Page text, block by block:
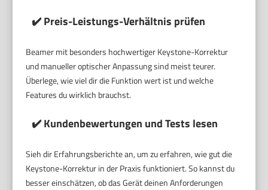
✔️ Preis-Leistungs-Verhältnis prüfen
Beamer mit besonders hochwertiger Keystone-Korrektur
und manueller optischer Anpassung sind meist teurer.
Überlege, wie viel dir die Funktion wert ist und welche
Features du wirklich brauchst.
✔️ Kundenbewertungen und Tests lesen
Sieh dir Erfahrungsberichte an, um zu erfahren, wie gut die
Keystone-Korrektur in der Praxis funktioniert. So kannst du
besser einschätzen, ob das Gerät deinen Anforderungen